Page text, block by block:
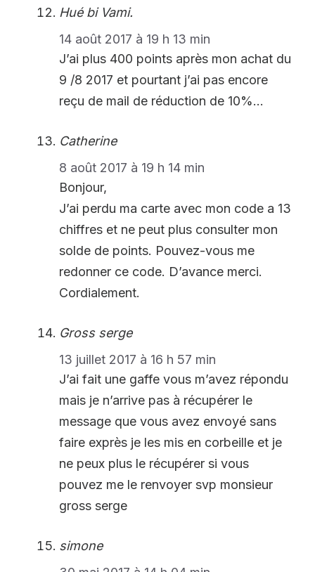
Hué bi Vami.
14 août 2017 à 19 h 13 min
J’ai plus 400 points après mon achat du
9 /8 2017 et pourtant j’ai pas encore
reçu de mail de réduction de 10%…
Catherine
8 août 2017 à 19 h 14 min
Bonjour,
J’ai perdu ma carte avec mon code a 13
chiffres et ne peut plus consulter mon
solde de points. Pouvez-vous me
redonner ce code. D’avance merci.
Cordialement.
Gross serge
13 juillet 2017 à 16 h 57 min
J’ai fait une gaffe vous m’avez répondu
mais je n’arrive pas à récupérer le
message que vous avez envoyé sans
faire exprès je les mis en corbeille et je
ne peux plus le récupérer si vous
pouvez me le renvoyer svp monsieur
gross serge
simone